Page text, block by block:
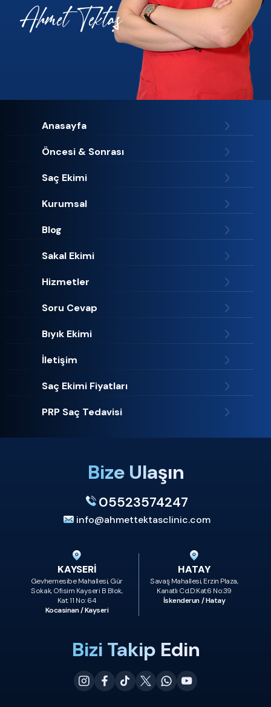
Bize Ulaşın
05523574247
info@ahmettektasclinic.com
KAYSERİ
Gevhernesibe Mahallesi, Gür
Sokak, Ofisim Kayseri B Blok,
Kat: 11 No: 64
Kocasinan / Kayseri
HATAY
Savaş Mahallesi, Erzin Plaza,
Kanatlı Cd.D:Kat:6 No:39
İskenderun / Hatay
Bizi Takip Edin
Anasayfa
Öncesi & Sonrası
Saç Ekimi
Kurumsal
Blog
Sakal Ekimi
Hizmetler
Soru Cevap
Bıyık Ekimi
İletişim
Saç Ekimi Fiyatları
PRP Saç Tedavisi